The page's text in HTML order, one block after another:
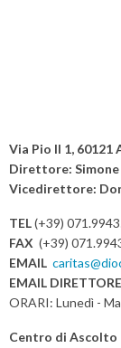
Via Pio II 1, 60121
Direttore: Simone
Vicedirettore:
TEL(+39)
FAX (+39)
EMAIL
EMAIL DIRETTORE
ORARI: Lunedì -
Centro di Ascolto